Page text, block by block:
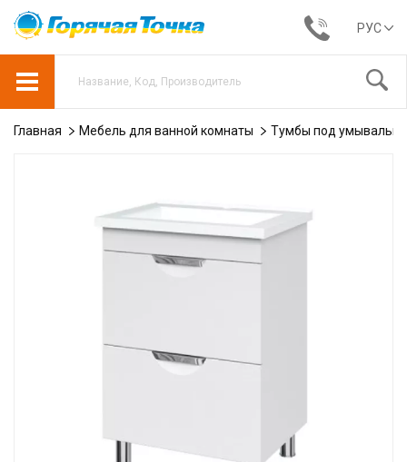
РУС
Главная Мебель для ванной комнаты Тумбы под